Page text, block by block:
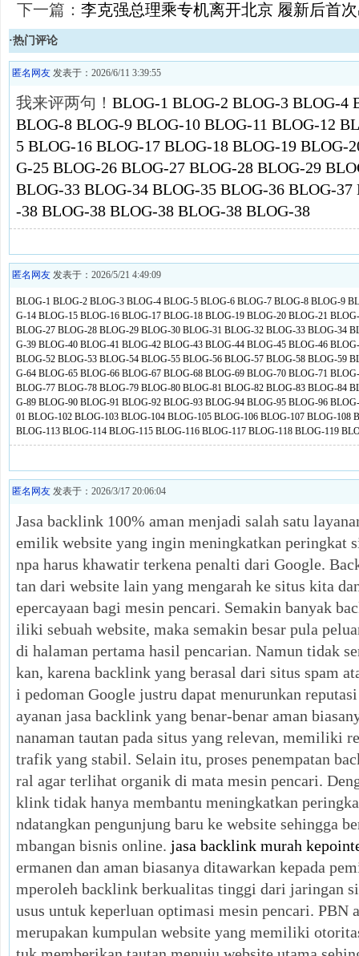
下一篇： 李克强总理乘专机离开北京 履新后首
·热门评论
匿名网友 发表于：2026/6/11 3:39:55
我来评两句！ BLOG-1 BLOG-2 BLOG-3 BLOG-4
BLOG-8 BLOG-9 BLOG-10 BLOG-11 BLOG-12
5 BLOG-16 BLOG-17 BLOG-18 BLOG-19 BLOG-
G-25 BLOG-26 BLOG-27 BLOG-28 BLOG-29
BLOG-33 BLOG-34 BLOG-35 BLOG-36 BLOG-37
-38 BLOG-38 BLOG-38 BLOG-38 BLOG-38
匿名网友 发表于：2026/5/21 4:49:09
BLOG-1 BLOG-2 BLOG-3 BLOG-4 BLOG-5 BLOG-6 BLOG-7 BLOG-8 BLOG-9
G-14 BLOG-15 BLOG-16 BLOG-17 BLOG-18 BLOG-19 BLOG-20 BLOG-21
BLOG-27 BLOG-28 BLOG-29 BLOG-30 BLOG-31 BLOG-32 BLOG-33 BLOG-34
G-39 BLOG-40 BLOG-41 BLOG-42 BLOG-43 BLOG-44 BLOG-45 BLOG-46
BLOG-52 BLOG-53 BLOG-54 BLOG-55 BLOG-56 BLOG-57 BLOG-58 BLOG-59
G-64 BLOG-65 BLOG-66 BLOG-67 BLOG-68 BLOG-69 BLOG-70 BLOG-71
BLOG-77 BLOG-78 BLOG-79 BLOG-80 BLOG-81 BLOG-82 BLOG-83 BLOG-84
G-89 BLOG-90 BLOG-91 BLOG-92 BLOG-93 BLOG-94 BLOG-95 BLOG-96
01 BLOG-102 BLOG-103 BLOG-104 BLOG-105 BLOG-106 BLOG-107 BLOG-108
BLOG-113 BLOG-114 BLOG-115 BLOG-116 BLOG-117 BLOG-118 BLOG-119
匿名网友 发表于：2026/3/17 20:06:04
Jasa backlink 100% aman menjadi salah satu
emilik website yang ingin meningkatkan peringkat
npa harus khawatir terkena penalti dari Google.
tan dari website lain yang mengarah ke situs kita
epercayaan bagi mesin pencari. Semakin banyak
iliki sebuah website, maka semakin besar pula
di halaman pertama hasil pencarian. Namun tidak
kan, karena backlink yang berasal dari situs spam
i pedoman Google justru dapat menurunkan
ayanan jasa backlink yang benar-benar aman
nanaman tautan pada situs yang relevan, memiliki
trafik yang stabil. Selain itu, proses penempatan
ral agar terlihat organik di mata mesin pencari.
klink tidak hanya membantu meningkatkan
ndatangkan pengunjung baru ke website sehingga
mbangan bisnis online. jasa backlink murah
ermanen dan aman biasanya ditawarkan kepada
mperoleh backlink berkualitas tinggi dari jaringan
usus untuk keperluan optimasi mesin pencari. PBN
merupakan kumpulan website yang memiliki